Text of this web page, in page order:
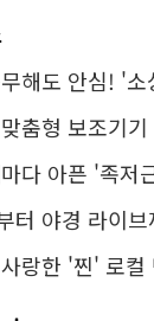
도 안심! '소상공인
보조기기 최대 3년간 무상
픈 '족저근막염'…무작정 참
경 라이브까지…망원
'찐' 로컬 명소 어디? '서